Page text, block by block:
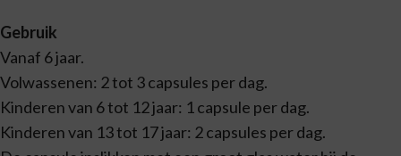
Gebruik
Vanaf 6 jaar.
Volwassenen: 2 tot 3 capsules per dag.
Kinderen van 6 tot 12 jaar: 1 capsule per dag.
Kinderen van 13 tot 17 jaar: 2 capsules per dag.